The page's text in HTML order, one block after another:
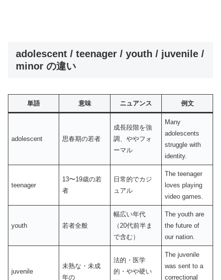
adolescent / teenager / youth / juvenile /
minor の違い
単語 意味 ニュアンス 例文
adolescent 思春期の若者
成長段階を強
調、ややフォ
ーマル
Many
adolescents
struggle with
identity.
teenager
13〜19歳の若
者
日常的でカジ
ュアル
The teenager
loves playing
video games.
youth 若者全般
幅広い年代
（20代前半ま
で含む）
The youth are
the future of
our nation.
juvenile
未熟な・未成
年の
法的・医学
的・やや硬い
The juvenile
was sent to a
correctional